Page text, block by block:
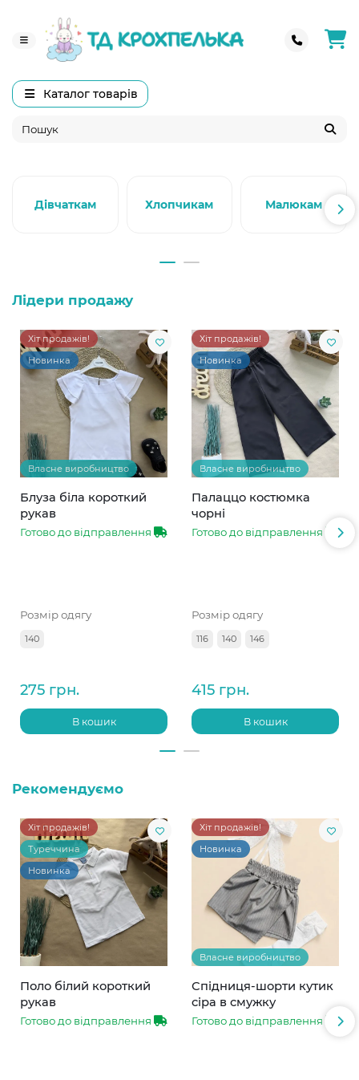
Каталог товарів
Дівчаткам Хлопчикам Малюкам
Лідери продажу
Хіт продажів!
Новинка
Власне виробництво
Блуза біла короткий
рукав
Готово до відправлення
Розмір одягу
140
275 грн.
В кошик
Хіт продажів!
Новинка
Власне виробництво
Палаццо костюмка
чорні
Готово до відправлення
Розмір одягу
116 140 146
415 грн.
В кошик
Рекомендуємо
Хіт продажів!
Туреччина
Новинка
Поло білий короткий
рукав
Готово до відправлення
Хіт продажів!
Новинка
Власне виробництво
Спідниця-шорти кутик
сіра в смужку
Готово до відправлення